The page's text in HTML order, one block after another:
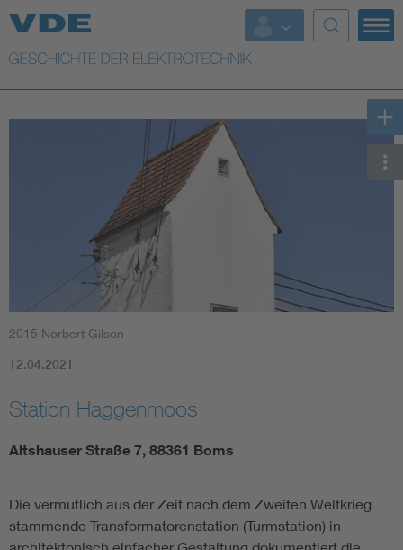
Top Themen
Weitere Themen
2015 Norbert Gilson
12.04.2021
Station Haggenmoos
Altshauser Straße 7, 88361 Boms
Die vermutlich aus der Zeit nach dem Zweiten Weltkrieg
stammende Transformatorenstation (Turmstation) in